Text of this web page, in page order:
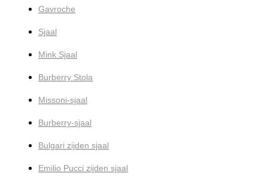
Gavroche
Sjaal
Mink Sjaal
Burberry Stola
Missoni-sjaal
Burberry-sjaal
Bulgari zijden sjaal
Emilio Pucci zijden sjaal